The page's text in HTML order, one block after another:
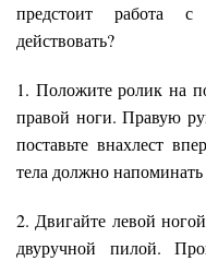
предстоит работа с
действовать?
1. Положите ролик на
правой ноги. Правую
поставьте внахлест
тела должно
2. Двигайте левой
двуручной пилой.